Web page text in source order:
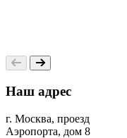
Наш адрес
г. Москва, проезд
Аэропорта, дом 8